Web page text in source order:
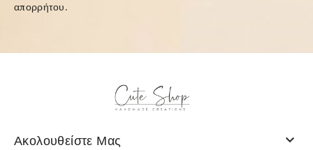
απορρήτου.
Ακολουθείστε Μας 